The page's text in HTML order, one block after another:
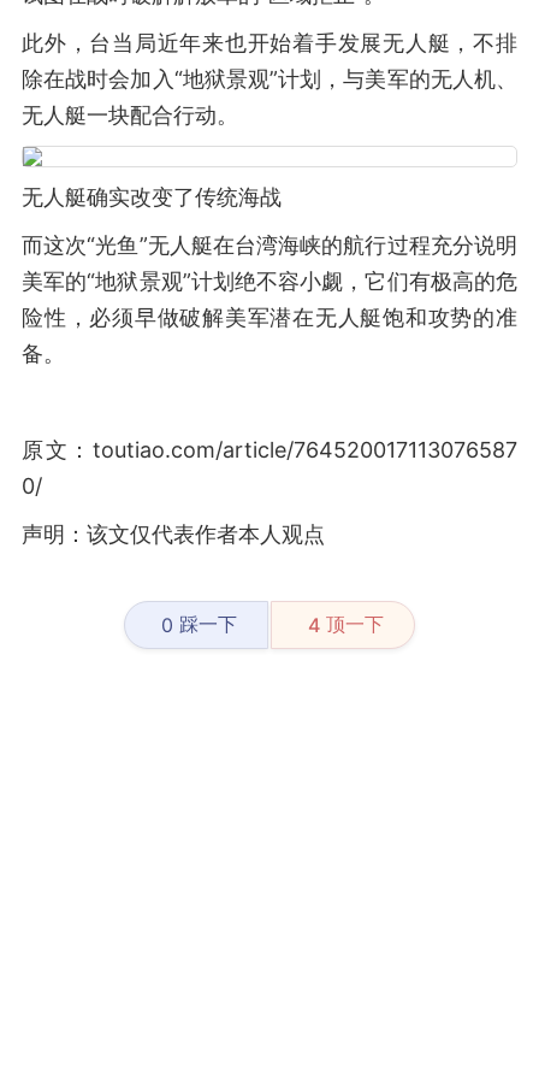
此外，台当局近年来也开始着手发展无人艇，不排
除在战时会加入“地狱景观”计划，与美军的无人机、
无人艇一块配合行动。
无人艇确实改变了传统海战
而这次“光鱼”无人艇在台湾海峡的航行过程充分说明
美军的“地狱景观”计划绝不容小觑，它们有极高的危
险性，必须早做破解美军潜在无人艇饱和攻势的准
备。
原文：toutiao.com/article/764520017113076587
0/
声明：该文仅代表作者本人观点
0 踩一下 4 顶一下